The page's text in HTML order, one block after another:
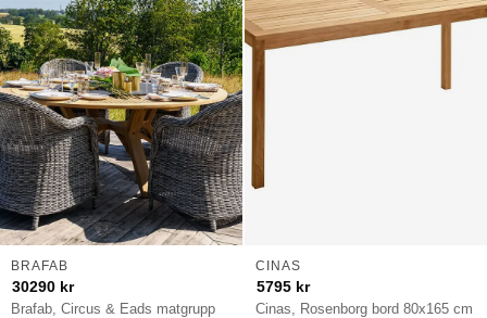
Brafab, Circus & Eads matgrupp
BRAFAB
30290 kr
Cinas, Rosenborg bord 80x165 cm
CINAS
5795 kr